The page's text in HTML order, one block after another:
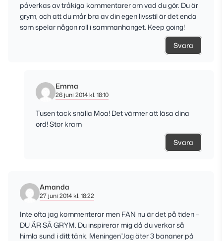
påverkas av tråkiga kommentarer om vad du gör. Du är
grym, och att du mår bra av din egen livsstil är det enda
som spelar någon roll i sammanhanget. Keep going!
Svara
Emma
26 juni 2014 kl. 18:10
Tusen tack snälla Moa! Det värmer att läsa dina
ord! Stor kram
Svara
Amanda
27 juni 2014 kl. 18:22
Inte ofta jag kommenterar men FAN nu är det på tiden –
DU ÄR SÅ GRYM. Du inspirerar mig då du verkar så
himla sund i ditt tänk. Meningen”Jag äter 3 bananer på